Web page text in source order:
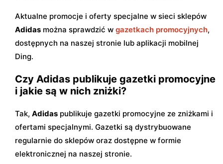
Aktualne promocje i oferty specjalne w sieci sklepów
Adidas można sprawdzić w gazetkach promocyjnych,
dostępnych na naszej stronie lub aplikacji mobilnej
Ding.
Czy Adidas publikuje gazetki promocyjne
i jakie są w nich zniżki?
Tak, Adidas publikuje gazetki promocyjne ze zniżkami i
ofertami specjalnymi. Gazetki są dystrybuowane
regularnie do sklepów oraz dostępne w formie
elektronicznej na naszej stronie.